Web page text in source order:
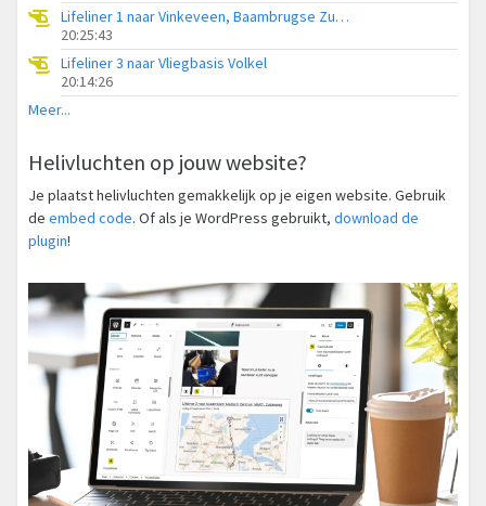
Lifeliner 1 naar Vinkeveen, Baambrugse Zuwe
20:25:43
Lifeliner 3 naar Vliegbasis Volkel
20:14:26
Meer...
Helivluchten op jouw website?
Je plaatst helivluchten gemakkelijk op je eigen website. Gebruik
de embed code. Of als je WordPress gebruikt, download de
plugin!